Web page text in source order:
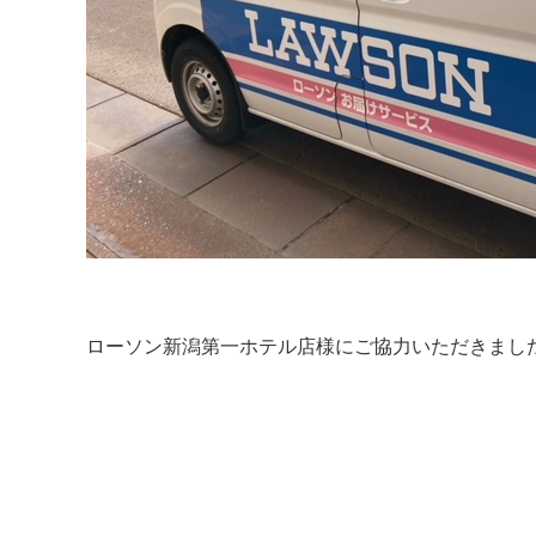
ローソン新潟第一ホテル店様にご協力いただきまし